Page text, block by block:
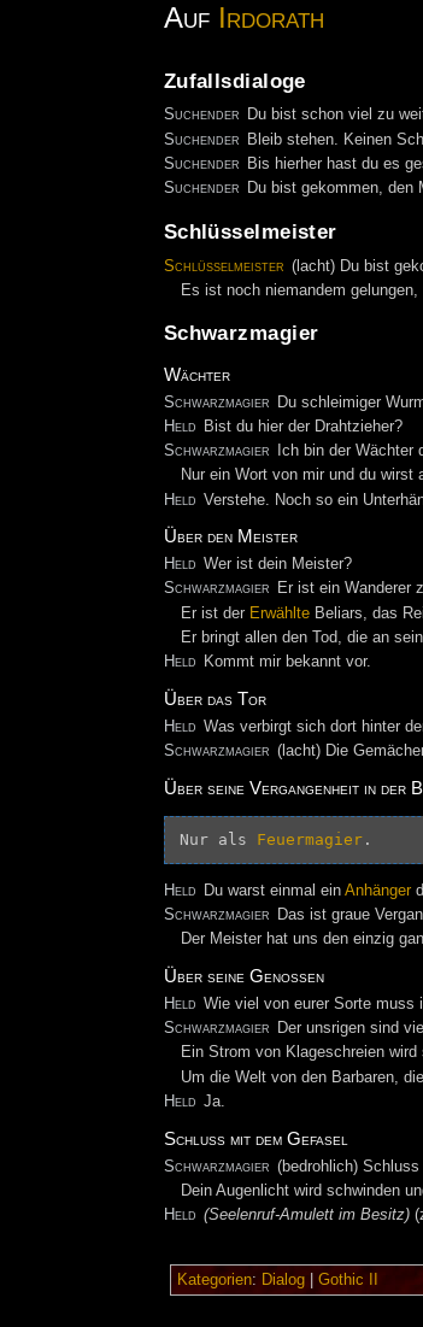
Auf Irdorath
Zufallsdialoge
Suchender
Du bist schon viel zu
Suchender
Bleib stehen. Keinen
Suchender
Bis hierher hast du es
Suchender
Du bist gekommen, den
Schlüsselmeister
Schlüsselmeister (lacht) Du bist
Es ist noch niemandem
Schwarzmagier
Wächter
Schwarzmagier
Du schleimiger
Held
Bist du hier der Drahtzieher?
Schwarzmagier
Ich bin der Wächter
Nur ein Wort von mir und du wirst
Held Verstehe. Noch so ein
Über den Meister
Held Wer ist dein Meister?
Schwarzmagier
Er ist ein Wanderer
Er ist der ErwählteBeliars, das
Er bringt allen den Tod, die an
Held
Kommt mir bekannt vor.
Über das Tor
Held Was verbirgt sich dort hinter
Schwarzmagier (lacht) Die
Über seine Vergangenheit in der
Nur als Feuermagier
Held Du warst einmal einAnhänger
Schwarzmagier
Das ist graue
Der Meister hat uns den einzig
Über seine Genossen
Held Wie viel von eurer Sorte muss
Schwarzmagier
Der unsrigen sind
Ein Strom von Klageschreien
Um die Welt von den Barbaren,
Held Ja.
Schluss mit dem Gefasel
Schwarzmagier (bedrohlich)
Dein Augenlicht wird schwinden
Held (Seelenruf-Amulett im Besitz)
Kategorien: Dialog| Gothic II